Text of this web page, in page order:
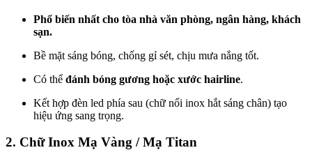
Phổ biến nhất cho tòa nhà văn phòng, ngân hàng, khách
sạn.
Bề mặt sáng bóng, chống gỉ sét, chịu mưa nắng tốt.
Có thể đánh bóng gương hoặc xước hairline.
Kết hợp đèn led phía sau (chữ nổi inox hắt sáng chân) tạo
hiệu ứng sang trọng.
2. Chữ Inox Mạ Vàng / Mạ Titan